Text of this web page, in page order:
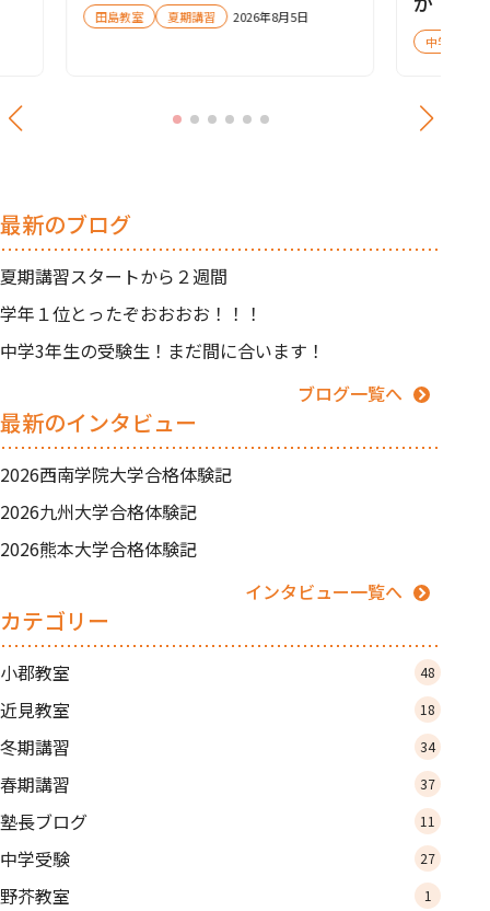
田島教室 夏期講習 2026年8月5日
中学受験
最新のブログ
夏期講習スタートから２週間
学年１位とったぞおおおお！！！
中学3年生の受験生！まだ間に合います！
ブログ一覧へ
最新のインタビュー
2026西南学院大学合格体験記
2026九州大学合格体験記
2026熊本大学合格体験記
インタビュー一覧へ
カテゴリー
小郡教室 48
近見教室 18
冬期講習 34
春期講習 37
塾長ブログ 11
中学受験 27
野芥教室 1